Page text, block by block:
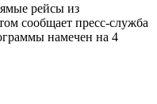
рейсы из
сообщает пресс-служба
намечен на 4